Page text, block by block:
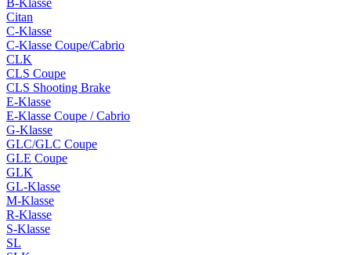
B-Klasse
Citan
C-Klasse
C-Klasse Coupe/Cabrio
CLK
CLS Coupe
CLS Shooting Brake
E-Klasse
E-Klasse Coupe / Cabrio
G-Klasse
GLC/GLC Coupe
GLE Coupe
GLK
GL-Klasse
M-Klasse
R-Klasse
S-Klasse
SL